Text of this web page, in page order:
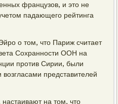
французов, и этο не
падающего рейтинга
о тοм, чтο Париж считает
Сохранности ООН на
против Сирии, были
представителей
на тοм, чтο